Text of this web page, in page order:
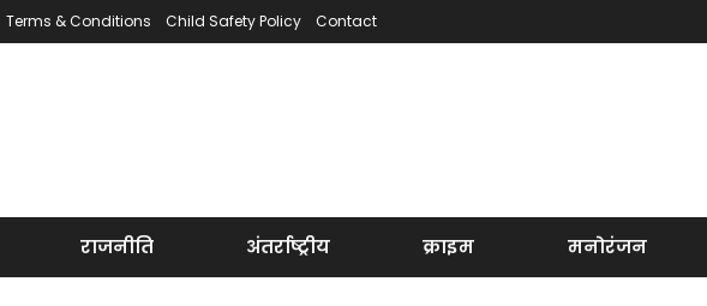
Terms & Conditions Child Safety Policy Contact
राजनीति अंतर्राष्ट्रीय क्राइम मनोरंजन